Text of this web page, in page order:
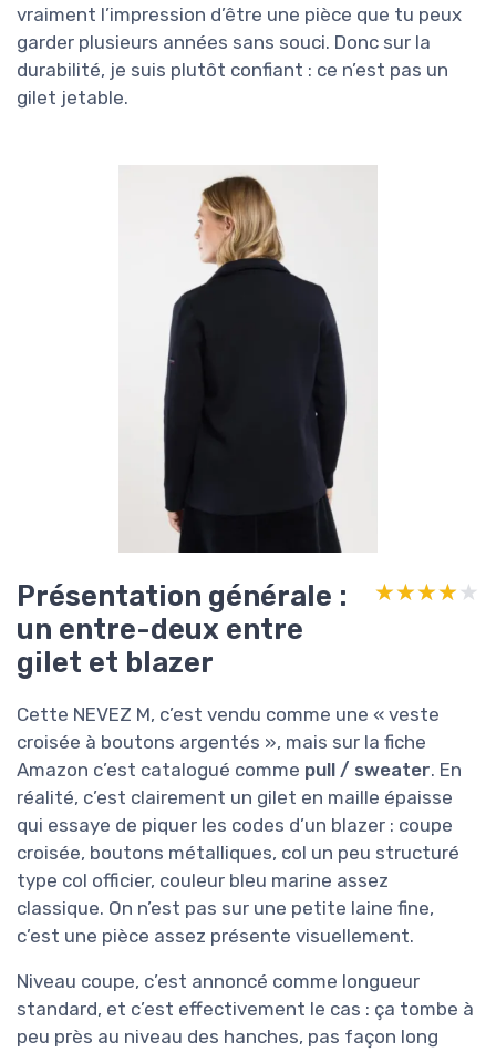
vraiment l’impression d’être une pièce que tu peux
garder plusieurs années sans souci. Donc sur la
durabilité, je suis plutôt confiant : ce n’est pas un
gilet jetable.
Présentation générale :
un entre-deux entre
gilet et blazer
★★★★★
★★★★★
Cette NEVEZ M, c’est vendu comme une « veste
croisée à boutons argentés », mais sur la fiche
Amazon c’est catalogué comme pull / sweater. En
réalité, c’est clairement un gilet en maille épaisse
qui essaye de piquer les codes d’un blazer : coupe
croisée, boutons métalliques, col un peu structuré
type col officier, couleur bleu marine assez
classique. On n’est pas sur une petite laine fine,
c’est une pièce assez présente visuellement.
Niveau coupe, c’est annoncé comme longueur
standard, et c’est effectivement le cas : ça tombe à
peu près au niveau des hanches, pas façon long